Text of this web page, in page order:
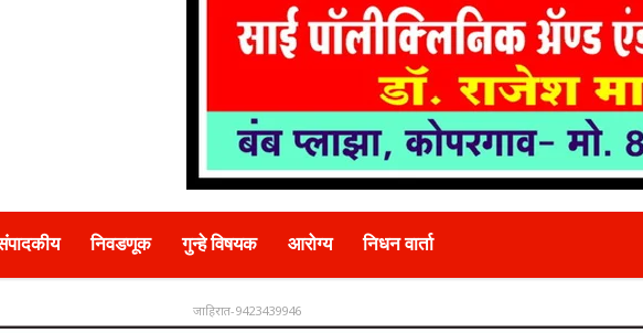
निवडणूक गुन्हे विषयक आरोग्य निधन वार्ता
जाहिरात-9423439946